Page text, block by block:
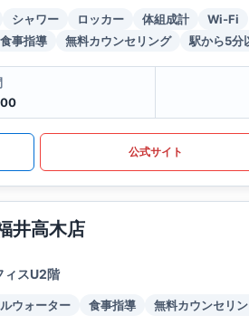
シャワー ロッカー 体組成計
Wi-Fi
食事指導 無料カウンセリング 駅から5分
公式サイト
井高木店
ィスU2階
ウォーター 食事指導 無料カウンセリ